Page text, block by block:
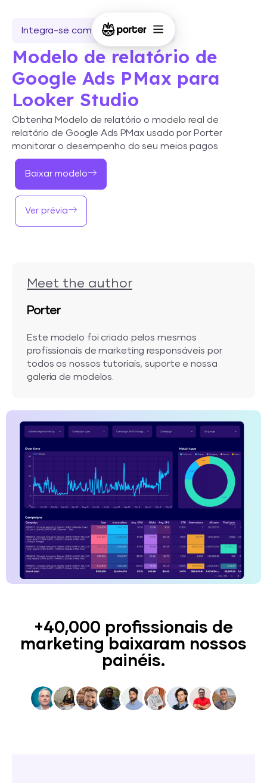
Integra-se com o Looker Studio
Modelo de relatório de
Google Ads PMax para
Looker Studio
Obtenha Modelo de relatório o modelo real de
relatório de Google Ads PMax usado por Porter
monitorar o desempenho do seu meios pagos
Baixar modelo
Ver prévia
Meet the author
Porter
Este modelo foi criado pelos mesmos
profissionais de marketing responsáveis por
todos os nossos tutoriais, suporte e nossa
galeria de modelos.
+40,000 profissionais de
marketing baixaram nossos
painéis.